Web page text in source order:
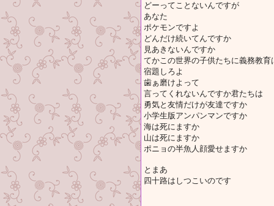
どーってことないんですが
あなた
ポケモンですよ
どんだけ続いてんですか
見あきないんですか
てかこの世界の子供たちに義務教育
宿題しろよ
歯ぁ磨けよって
言ってくれないんですか君たちは
勇気と友情だけが友達ですか
小学生版アンパンマンですか
海は死にますか
山は死にますか
ポニョの半魚人顔愛せますか
とまあ
四十路はしつこいのです